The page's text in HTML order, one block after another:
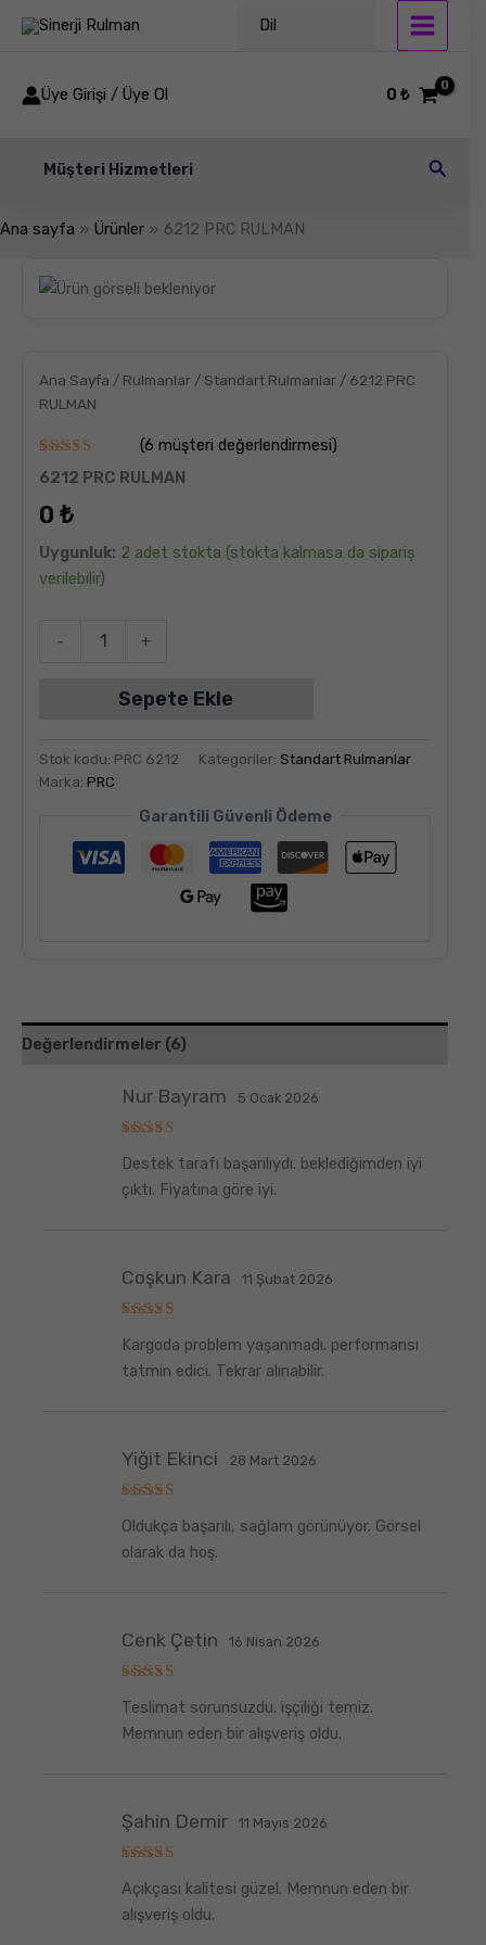
atla
Dil
Üye Girişi / Üye Ol 0₺
Müşteri Hizmetleri Arama
Ana sayfa Ürünler 6212 PRC RULMAN
Ana Sayfa / Rulmanlar / Standart Rulmanlar / 6212 PRC
RULMAN
6müşteri
puanına
5
5.00puan
aldı
(6 müşteri değerlendirmesi)
6212 PRC RULMAN
0 ₺
Uygunluk: 2 adet stokta (stokta kalmasa da sipariş
verilebilir)
-
PRC
+
Sepete Ekle
Stok kodu: PRC 6212 Kategoriler: Standart Rulmanlar
Marka: PRC
Garantili Güvenli Ödeme
Değerlendirmeler (6)
üzerinden
oy aldı
Nur Bayram 5 Ocak 2026
Destek tarafı başarılıydı. beklediğimden iyi
çıktı. Fiyatına göre iyi.
üzerinden
5
oy aldı
Coşkun Kara 11 Şubat 2026
Kargoda problem yaşanmadı. performansı
tatmin edici. Tekrar alınabilir.
üzerinden
5oy aldı
Yiğit Ekinci 28 Mart 2026
Oldukça başarılı, sağlam görünüyor. Görsel
olarak da hoş.
üzerinden
5oy aldı
Cenk Çetin 16 Nisan 2026
Teslimat sorunsuzdu. işçiliği temiz.
Memnun eden bir alışveriş oldu.
üzerinden
5oy aldı
Şahin Demir 11 Mayıs 2026
Açıkçası kalitesi güzel. Memnun eden bir
alışveriş oldu.